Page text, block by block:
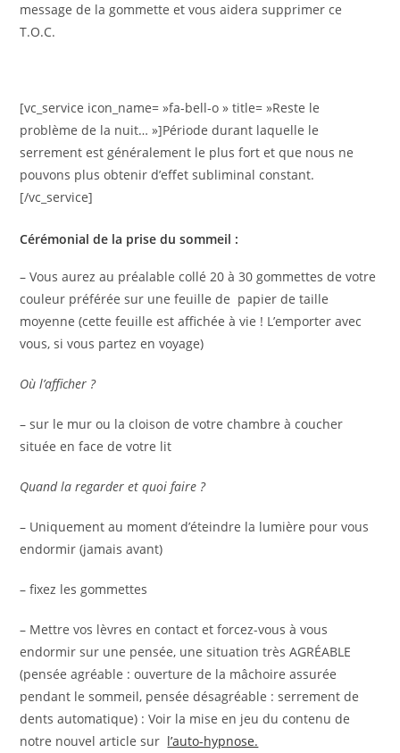
message de la gommette et vous aidera supprimer ce
T.O.C.
[vc_service icon_name= »fa-bell-o » title= »Reste le
problème de la nuit… »]Période durant laquelle le
serrement est généralement le plus fort et que nous ne
pouvons plus obtenir d’effet subliminal constant.
[/vc_service]
Cérémonial de la prise du sommeil :
– Vous aurez au préalable collé 20 à 30 gommettes de votre
couleur préférée sur une feuille de papier de taille
moyenne (cette feuille est affichée à vie ! L’emporter avec
vous, si vous partez en voyage)
Où l’afficher ?
– sur le mur ou la cloison de votre chambre à coucher
située en face de votre lit
Quand la regarder et quoi faire ?
– Uniquement au moment d’éteindre la lumière pour vous
endormir (jamais avant)
– fixez les gommettes
– Mettre vos lèvres en contact et forcez-vous à vous
endormir sur une pensée, une situation très AGRÉABLE
(pensée agréable : ouverture de la mâchoire assurée
pendant le sommeil, pensée désagréable : serrement de
dents automatique) : Voir la mise en jeu du contenu de
notre nouvel article sur l’auto-hypnose.